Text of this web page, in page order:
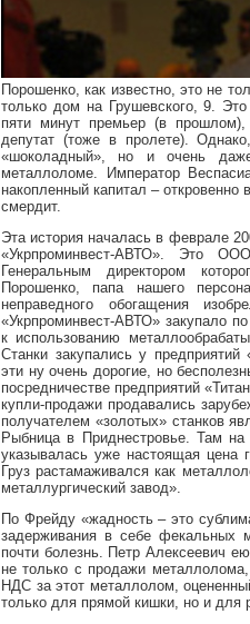
Порошенко, как известно, это не
только дом на Грушевского, 9.
пяти минут премьер (в
депутат (тоже в пролете).
«шоколадный», но и очень
металлоломе. Император
накопленный капитал –
смердит.
Эта история началась в феврале
«Укрпроминвест-АВТО». Это
Генеральным директором
Порошенко, папа нашего
неправедного обогащения
«Укрпроминвест-АВТО» закупало
к использованию
Станки закупались у
эти ну очень дорогие, но
посредничестве предприятий
купли-продажи продавались
получателем «золотых» станков
Рыбница в Приднестровье. Там на
указывалась уже настоящая цена
Груз растамаживался как
металлургический завод».
По Фрейду «жадность – это
задерживания в себе фекальных
почти болезнь. Петр Алексеевич
не только с продажи
НДС за этот металлолом,
только для прямой кишки, но и для